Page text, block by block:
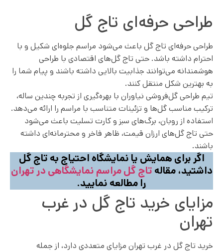
طراحی حرفه‌ای تاج گل
طراحی حرفه‌ای تاج گل باعث می‌شود مراسم جلوه‌ای شکیل و با
احترام داشته باشد. حتی تاج گل‌های اقتصادی با طراحی
هوشمندانه می‌توانند جذابیت بالایی داشته باشند و پیام شما را
به بهترین شکل منتقل کنند.
تیم طراحی گل‌فروشی نیاوران با بهره‌گیری از تجربه چندین ساله،
ترکیب مناسب گل‌ها و تزئینات متناسب با مراسم را ارائه می‌دهد.
استفاده از روبان، برگ‌های سبز و کارت تسلیت باعث می‌شود
حتی تاج گل‌های ارزان قیمت، ظاهر فاخر و محترمانه‌ای داشته
باشند.
اگر برای همایش یا نمایشگاه احتیاج به تاج گل
داشتید، مقاله تاج گل مراسم نمایشگاهی در تهران
را مطالعه نمایید.
مزایای خرید تاج گل در غرب
تهران
خرید تاج گل در غرب تهران مزایای متعددی دارد، از جمله